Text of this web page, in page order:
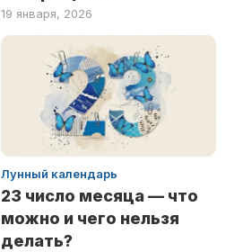
19 января, 2026
Лунный календарь
23 число месяца — что
можно и чего нельзя
делать?